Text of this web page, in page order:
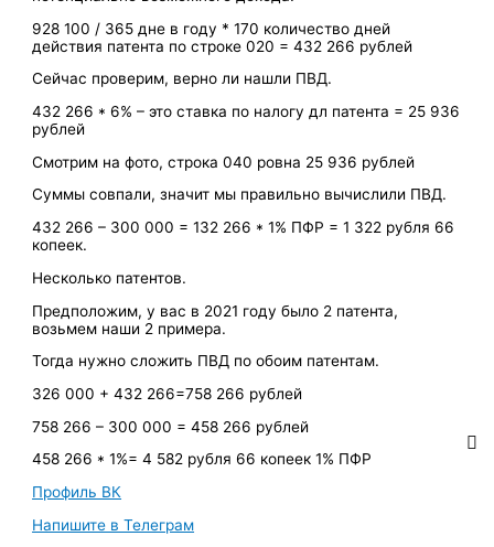
928 100 / 365 дне в году * 170 количество дней
действия патента по строке 020 = 432 266 рублей
Сейчас проверим, верно ли нашли ПВД.
432 266 * 6% – это ставка по налогу дл патента = 25 936
рублей
Смотрим на фото, строка 040 ровна 25 936 рублей
Суммы совпали, значит мы правильно вычислили ПВД.
432 266 – 300 000 = 132 266 * 1% ПФР = 1 322 рубля 66
копеек.
Несколько патентов.
Предположим, у вас в 2021 году было 2 патента,
возьмем наши 2 примера.
Тогда нужно сложить ПВД по обоим патентам.
326 000 + 432 266=758 266 рублей
758 266 – 300 000 = 458 266 рублей
458 266 * 1%= 4 582 рубля 66 копеек 1% ПФР
Профиль ВК
Напишите в Телеграм